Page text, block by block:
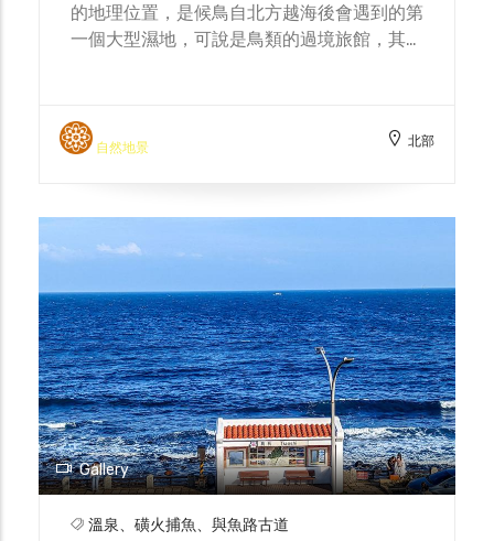
的地理位置，是候鳥自北方越海後會遇到的第
一個大型濕地，可說是鳥類的過境旅館，其紀
鳥界的聖地。金山高中由於地利之便，可直接
從頂樓眺望整個溼地，飽覽濕地豐富的生態景
自然地景 北部
Gallery
溫泉、磺火捕魚、與魚路古道